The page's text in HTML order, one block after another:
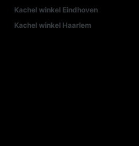
Kachel winkel Eindhoven
Kachel winkel Haarlem